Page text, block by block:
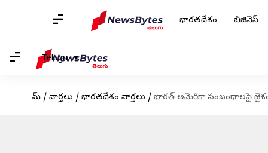
భారతదేశం బిజినెస్
Telugu
హోమ్ / వార్తలు / భారతదేశం వార్తలు / భారత్‌ అమెరికా సంబంధాలపై